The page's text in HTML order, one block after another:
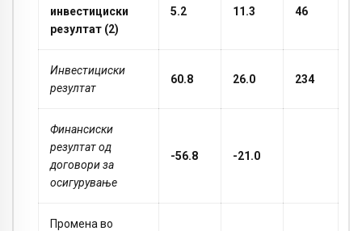
инвестициски
резултат (2)
5.2 11.3 46
Инвестициски
резултат
60.8 26.0 234
Финансиски
резултат од
договори за
осигурување
-56.8 -21.0
Промена во